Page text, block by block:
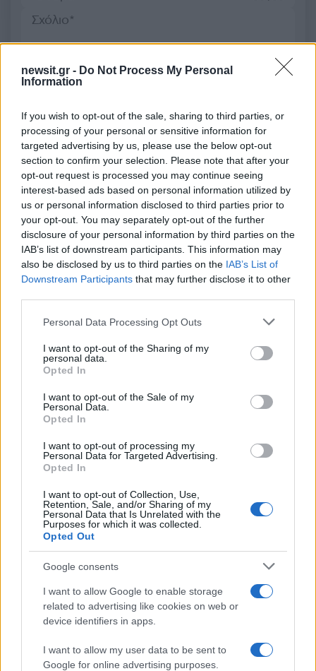
newsit.gr - Do Not Process My Personal
Information
If you wish to opt-out of the sale, sharing to third parties, or
processing of your personal or sensitive information for
targeted advertising by us, please use the below opt-out
section to confirm your selection. Please note that after your
opt-out request is processed you may continue seeing
interest-based ads based on personal information utilized by
us or personal information disclosed to third parties prior to
your opt-out. You may separately opt-out of the further
disclosure of your personal information by third parties on the
IAB’s list of downstream participants. This information may
also be disclosed by us to third parties on the IAB’s List of
Downstream Participants that may further disclose it to other
Please note that this website/app uses one or more Google
not limited to your visit or usage behaviour. You may click to
grant or deny consent to Google and its third-party tags to
use your data for below specified purposes in below Google
consent section.
Personal Data Processing Opt Outs
I want to opt-out of the Sharing of my
personal data.
Opted In
I want to opt-out of the Sale of my
Personal Data.
Opted In
I want to opt-out of processing my
Personal Data for Targeted Advertising.
Opted In
I want to opt-out of Collection, Use,
Retention, Sale, and/or Sharing of my
Personal Data that Is Unrelated with the
Purposes for which it was collected.
Opted Out
Google consents
I want to allow Google to enable storage
related to advertising like cookies on web or
device identifiers in apps.
I want to allow my user data to be sent to
Google for online advertising purposes.
2000 /2000
Όροι Χρήσης
. Το site προστατεύεται από reCAPTCHA, ισχύουν
Πολιτική Απορρήτου&Όροι Χρήσηςτης Google.
Media
ΑΛΕΞΑΝΔΡΟΣ ΝΙΚΟΛΑΙΔΗΣ
ΔΗΜΗΤΡΗΣ ΚΑΜΠΟΥΡΑΚΗΣ
ΠΑΝΑΓΙΩΤΗΣ ΣΤΑΘΗΣ
Share:
ενημερωθείτε πρώτοι για όλη την ειδησεογραφία και τα
τελευταία νέατης ημέρας
Πιο δημοφιλή
Συγκίνηση στο τελευταίο αντίο στον Λάκη
Χαλκιά: Με την «Φάμπρικα», λαούτο και
κλαρίνα αποχαιρέτησαν την εμβληματική
φωνή της μεταπολίτευσης
Ο Κώστας Σαμαράς δημοσίευσε μία παιδική
φωτογραφία για την επέτειο θανάτου της
αδελφής του, Λένας
Δολοφονία Βρετανίδας στην Κυψέλη: Οι
26χρονου Αφγανού – Το στίγμα του
κινητού, η θεία από την Ινδία και τα
απειλητικά μηνύματα
«Αφιέρωσε τη ζωή της στο να βοηθά
ανθρώπους που είχαν ανάγκη» - Η πρώτη
δήλωση της οικογένειας της 38χρονης
Λίζα που βρέθηκε νεκρή στην Κυψέλη